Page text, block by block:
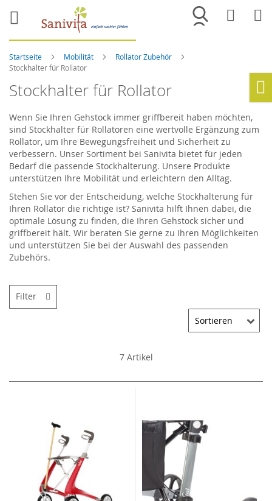
Merkliste
Startseite Mobilität
Rollator Zubehör
Stockhalter für Rollator
Stockhalter für Rollator
Wenn Sie Ihren Gehstock immer griffbereit haben möchten,
sind Stockhalter für Rollatoren eine wertvolle Ergänzung zum
Rollator, um Ihre Bewegungsfreiheit und Sicherheit zu
verbessern. Unser Sortiment bei Sanivita bietet für jeden
Bedarf die passende Stockhalterung. Unsere Produkte
unterstützen Ihre Mobilität und erleichtern den Alltag.
Stehen Sie vor der Entscheidung, welche Stockhalterung für
Ihren Rollator die richtige ist? Sanivita hilft Ihnen dabei, die
optimale Lösung zu finden, die Ihren Gehstock sicher und
griffbereit hält. Wir beraten Sie gerne zu Ihren Möglichkeiten
und unterstützen Sie bei der Auswahl des passenden
Zubehörs.
7Artikel
Filter